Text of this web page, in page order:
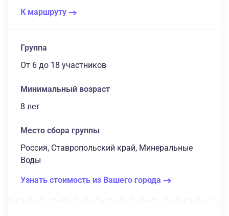
К маршруту
Группа
От 6 до 18 участников
Минимальный возраст
8 лет
Место сбора группы
Россия, Ставропольский край, Минеральные
Воды
Узнать стоимость из Вашего города